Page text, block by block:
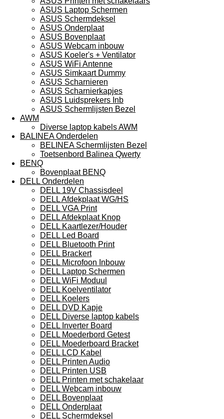
ASUS Laptop Schermen
ASUS Schermdeksel
ASUS Onderplaat
ASUS Bovenplaat
ASUS Webcam inbouw
ASUS Koeler's + Ventilator
ASUS WiFi Antenne
ASUS Simkaart Dummy
ASUS Scharnieren
ASUS Scharnierkapjes
ASUS Luidsprekers Inb
ASUS Schermlijsten Bezel
AWM
Diverse laptop kabels AWM
BALINEA Onderdelen
BELINEA Schermlijsten Bezel
Toetsenbord Balinea Qwerty
BENQ
Bovenplaat BENQ
DELL Onderdelen
DELL 19V Chassisdeel
DELL Afdekplaat WG/HS
DELL VGA Print
DELL Afdekplaat Knop
DELL Kaartlezer/Houder
DELL Led Board
DELL Bluetooth Print
DELL Brackert
DELL Microfoon Inbouw
DELL Laptop Schermen
DELL WiFi Moduul
DELL Koelventilator
DELL Koelers
DELL DVD Kapje
DELL Diverse laptop kabels
DELL Inverter Board
DELL Moederbord Getest
DELL Moederboard Bracket
DELL LCD Kabel
DELL Printen Audio
DELL Printen USB
DELL Printen met schakelaar
DELL Webcam inbouw
DELL Bovenplaat
DELL Onderplaat
DELL Schermdeksel